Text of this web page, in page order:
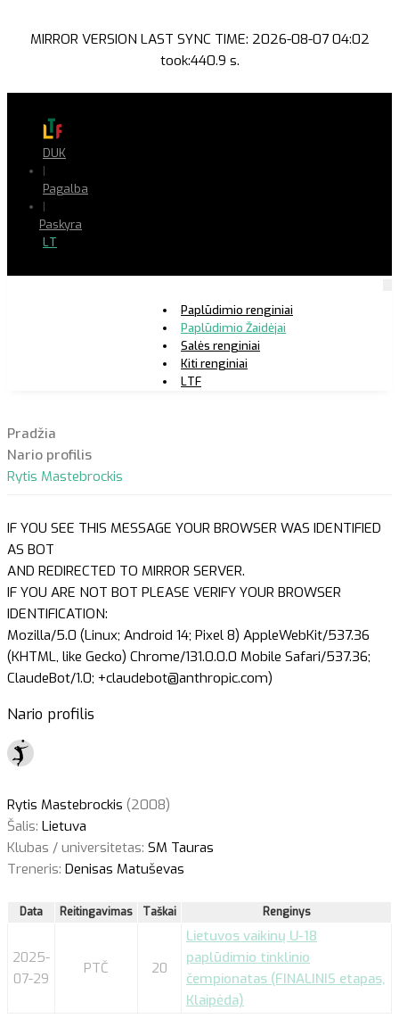
MIRROR VERSION LAST SYNC TIME: 2026-08-07 04:02
took:440.9 s.
DUK
|
Pagalba
|
Paskyra
LT
Paplūdimio renginiai
Paplūdimio Žaidėjai
Salės renginiai
Kiti renginiai
LTF
Pradžia
Nario profilis
Rytis Mastebrockis
IF YOU SEE THIS MESSAGE YOUR BROWSER WAS IDENTIFIED
AS BOT
AND REDIRECTED TO MIRROR SERVER.
IF YOU ARE NOT BOT PLEASE VERIFY YOUR BROWSER
IDENTIFICATION:
Mozilla/5.0 (Linux; Android 14; Pixel 8) AppleWebKit/537.36
(KHTML, like Gecko) Chrome/131.0.0.0 Mobile Safari/537.36;
ClaudeBot/1.0; +claudebot@anthropic.com)
Nario profilis
Rytis Mastebrockis (2008)
Šalis: Lietuva
Klubas / universitetas: SM Tauras
Treneris: Denisas Matuševas
Data Reitingavimas Taškai Renginys
2025-
07-29
PTČ 20
Lietuvos vaikinų U-18
paplūdimio tinklinio
čempionatas (FINALINIS etapas,
Klaipėda)